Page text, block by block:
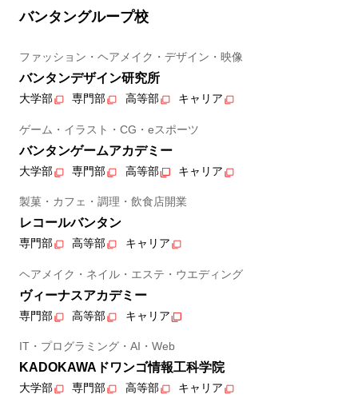
バンタングループ校
ファッション・ヘアメイク・デザイン・映像
バンタンデザイン研究所
大学部 専門部 高等部 キャリア
ゲーム・イラスト・CG・eスポーツ
バンタンゲームアカデミー
大学部 専門部 高等部 キャリア
製菓・カフェ・調理・飲食店開業
レコールバンタン
専門部 高等部 キャリア
ヘアメイク・ネイル・エステ・ウエディング
ヴィーナスアカデミー
専門部 高等部 キャリア
IT・プログラミング・AI・Web
KADOKAWAドワンゴ情報工科学院
大学部 専門部 高等部 キャリア